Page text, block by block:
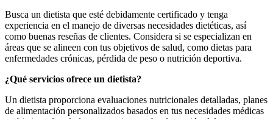
Busca un dietista que esté debidamente certificado y tenga
experiencia en el manejo de diversas necesidades dietéticas, así
como buenas reseñas de clientes. Considera si se especializan en
áreas que se alineen con tus objetivos de salud, como dietas para
enfermedades crónicas, pérdida de peso o nutrición deportiva.
¿Qué servicios ofrece un dietista?
Un dietista proporciona evaluaciones nutricionales detalladas, planes
de alimentación personalizados basados en tus necesidades médicas